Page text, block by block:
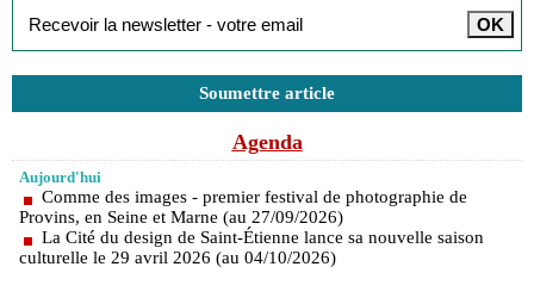
Soumettre article
Agenda
Aujourd'hui
Comme des images - premier festival de photographie de
Provins, en Seine et Marne (au 27/09/2026)
La Cité du design de Saint-Étienne lance sa nouvelle saison
culturelle le 29 avril 2026 (au 04/10/2026)